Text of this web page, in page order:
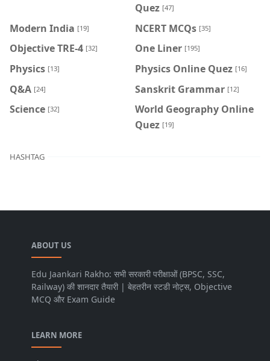
Quez [47]
Modern India [19] NCERT MCQs [35]
Objective TRE-4 [32] One Liner [195]
Physics [13] Physics Online Quez [16]
Q&A [24] Sanskrit Grammar [12]
Science [32]
World Geography Online
Quez [19]
HASHTAG
ABOUT US
Edu Jaankari Rakho: सभी सरकारी परीक्षाओं (BPSC, SSC,
Railway) की शानदार तैयारी | बेहतरीन स्टडी नोट्स, Objective
MCQ और Exam Guide
LEARN MORE